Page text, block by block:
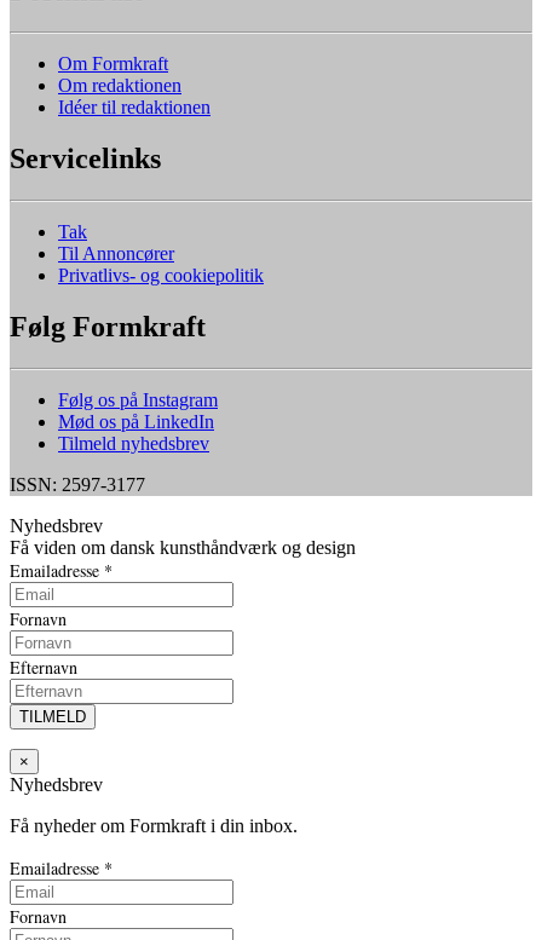
Om Formkraft
Om redaktionen
Idéer til redaktionen
Servicelinks
Tak
Til Annoncører
Privatlivs- og cookiepolitik
Følg Formkraft
Følg os på Instagram
Mød os på LinkedIn
Tilmeld nyhedsbrev
ISSN: 2597-3177
Nyhedsbrev
Få viden om dansk kunsthåndværk og design
Emailadresse *
Fornavn
Efternavn
×
Nyhedsbrev
Få nyheder om Formkraft i din inbox.
Emailadresse *
Fornavn